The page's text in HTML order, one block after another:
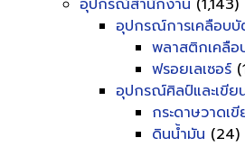
อุปกรณ์สำนักงาน (1,143)
อุปกรณ์การเคลือบบั
พลาสติกเคลือ
ฟรอยเลเซอร์
อุปกรณ์ศิลป์และเขีย
กระดาษวาดเ
ดินน้ำมัน (24)